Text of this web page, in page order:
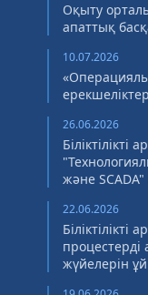
Оқыту
апаттық
10.07.2026
26.06.2026
және SCADA"
22.06.2026
процестерді
жүйелерін